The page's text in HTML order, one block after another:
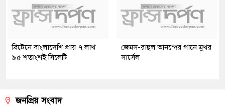
ব্রিটেনে বাংলাদেশি প্রায় ৭ লাখ
৯৫ শতাংশই সিলেটি
জেমস-রাহুল আনন্দের গানে মুখর
সার্সেল
জনপ্রিয় সংবাদ